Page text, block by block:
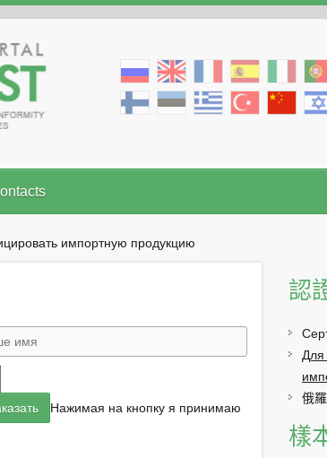
импортную продукцию
Нажимая на кнопку я принимаю
認
Для
俄
樣